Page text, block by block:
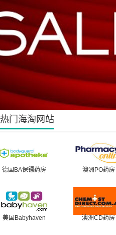
热门海淘网站
德国BA保镖药房 澳洲PO药房
美国Babyhaven 澳洲CD药房